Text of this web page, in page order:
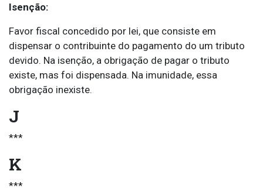
Isenção:
Favor fiscal concedido por lei, que consiste em
dispensar o contribuinte do pagamento do um tributo
devido. Na isenção, a obrigação de pagar o tributo
existe, mas foi dispensada. Na imunidade, essa
obrigação inexiste.
J
***
K